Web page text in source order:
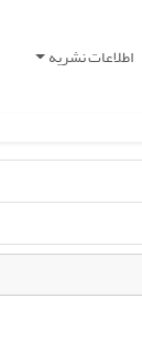
اطلاعات نشریه